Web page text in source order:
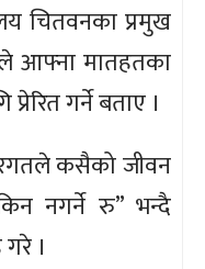
चितवनका प्रमुख
आफ्ना मातहतका
गर्ने बताए ।
कसैको जीवन
नगर्ने रु” भन्दै
।